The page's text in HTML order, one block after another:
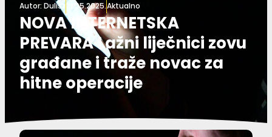
Autor: Dulist31.05.2025.Aktualno
NOVA INTERNETSKA
PREVARA Lažni liječnici zovu
građane i traže novac za
hitne operacije